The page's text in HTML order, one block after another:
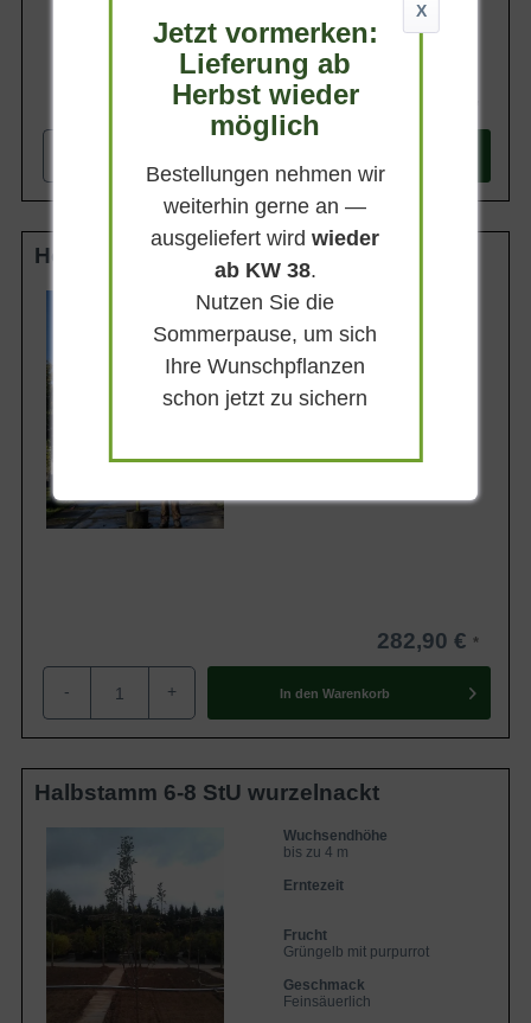
Hochstamm 12-14 StU im Container
Lieferhöhe
Gewicht
ca. 40 kg
Anzahl Verschulungen
282,90 €
- + In den Warenkorb
Halbstamm 6-8 StU wurzelnackt
Wuchsendhöhe
bis zu 4 m
Erntezeit
Frucht
Grüngelb mit purpurrot
Geschmack
Feinsäuerlich
X
Jetzt vormerken:
Lieferung ab
Herbst wieder
möglich
Bestellungen nehmen wir
weiterhin gerne an —
ausgeliefert wirdwieder
ab KW 38.
Nutzen Sie die
Sommerpause, um sich
Ihre Wunschpflanzen
schon jetzt zu sichern